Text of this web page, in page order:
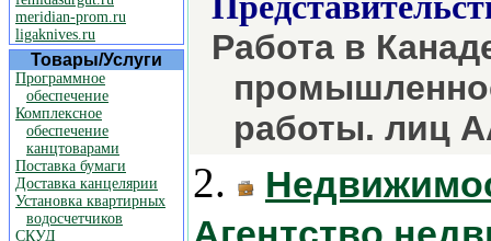
meridian-prom.ru
ligaknives.ru
Товары/Услуги
Программное
обеспечение
Комплексное
обеспечение
канцтоварами
Поставка бумаги
Доставка канцелярии
Установка квартирных
водосчетчиков
СКУД
Работа в
работы. лиц
2.